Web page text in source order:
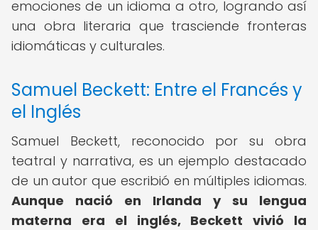
emociones de un idioma a otro, logrando así
una obra literaria que trasciende fronteras
idiomáticas y culturales.
Samuel Beckett: Entre el Francés y
el Inglés
Samuel Beckett, reconocido por su obra
teatral y narrativa, es un ejemplo destacado
de un autor que escribió en múltiples idiomas.
Aunque nació en Irlanda y su lengua
materna era el inglés, Beckett vivió la